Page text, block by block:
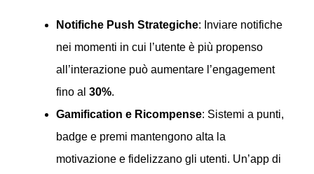
Notifiche Push Strategiche: Inviare notifiche
nei momenti in cui l’utente è più propenso
all’interazione può aumentare l’engagement
fino al 30%.
Gamification e Ricompense: Sistemi a punti,
badge e premi mantengono alta la
motivazione e fidelizzano gli utenti. Un’app di